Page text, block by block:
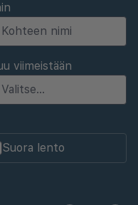
viimeistään
Suora lento